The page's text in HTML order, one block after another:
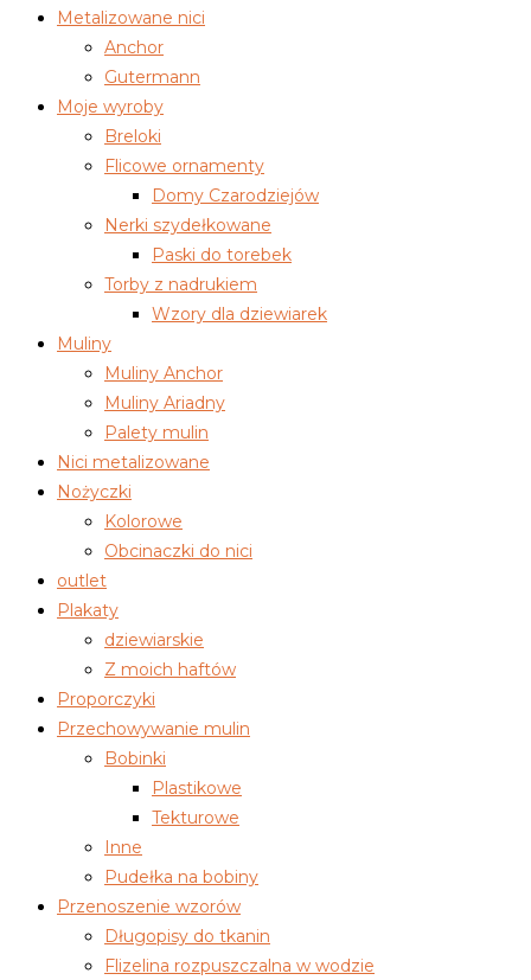
Metalizowane nici
Anchor
Gutermann
Moje wyroby
Breloki
Flicowe ornamenty
Domy Czarodziejów
Nerki szydełkowane
Paski do torebek
Torby z nadrukiem
Wzory dla dziewiarek
Muliny
Muliny Anchor
Muliny Ariadny
Palety mulin
Nici metalizowane
Nożyczki
Kolorowe
Obcinaczki do nici
outlet
Plakaty
dziewiarskie
Z moich haftów
Proporczyki
Przechowywanie mulin
Bobinki
Plastikowe
Tekturowe
Inne
Pudełka na bobiny
Przenoszenie wzorów
Długopisy do tkanin
Flizelina rozpuszczalna w wodzie